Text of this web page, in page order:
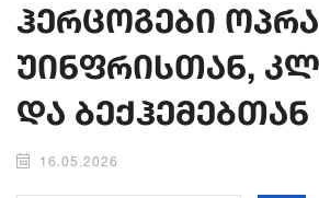
ჰერცოგები ოპრა
უინფრისთან,
და ბექჰემებთან
16.05.2026